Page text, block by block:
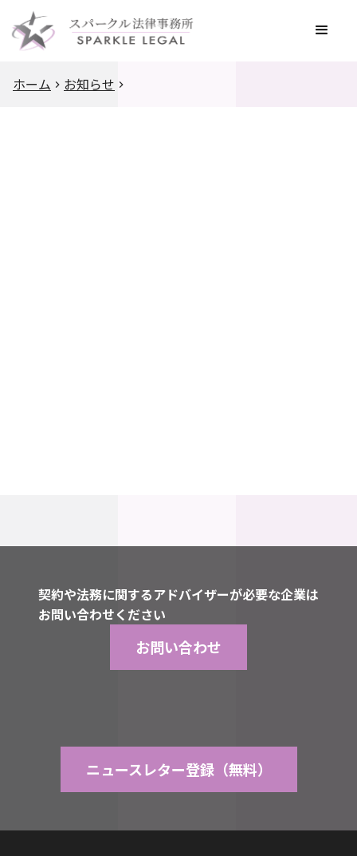
ホーム お知らせ
契約や法務に関するアドバイザーが必要な企業は
お問い合わせください
お問い合わせ
ニュースレター登録（無料）